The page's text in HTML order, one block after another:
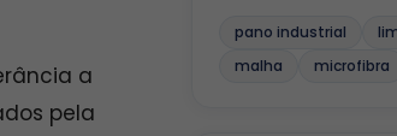
a
pela
pano industrial
malha
microfibra